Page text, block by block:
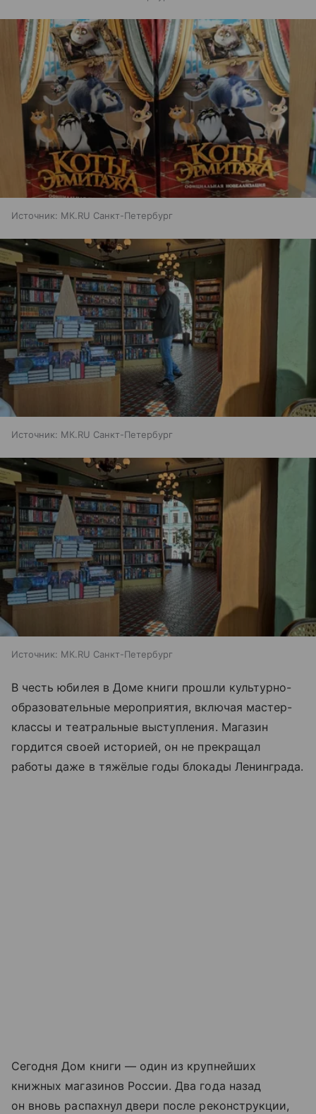
Источник: МК.RU Санкт-Петербург
Источник: МК.RU Санкт-Петербург
Источник: МК.RU Санкт-Петербург
В честь юбилея в Доме книги прошли культурно-
образовательные мероприятия, включая мастер-
классы и театральные выступления. Магазин
гордится своей историей, он не прекращал
работы даже в тяжёлые годы блокады Ленинграда.
Сегодня Дом книги — один из крупнейших
книжных магазинов России. Два года назад
он вновь распахнул двери после реконструкции,